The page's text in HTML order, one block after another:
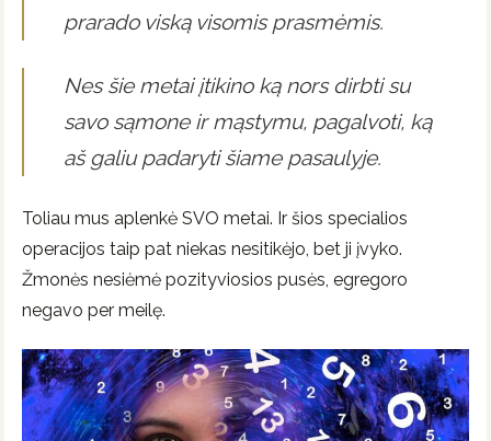
prarado viską visomis prasmėmis.
Nes šie metai įtikino ką nors dirbti su
savo sąmone ir mąstymu, pagalvoti, ką
aš galiu padaryti šiame pasaulyje.
Toliau mus aplenkė SVO metai. Ir šios specialios
operacijos taip pat niekas nesitikėjo, bet ji įvyko.
Žmonės nesiėmė pozityviosios pusės, egregoro
negavo per meilę.